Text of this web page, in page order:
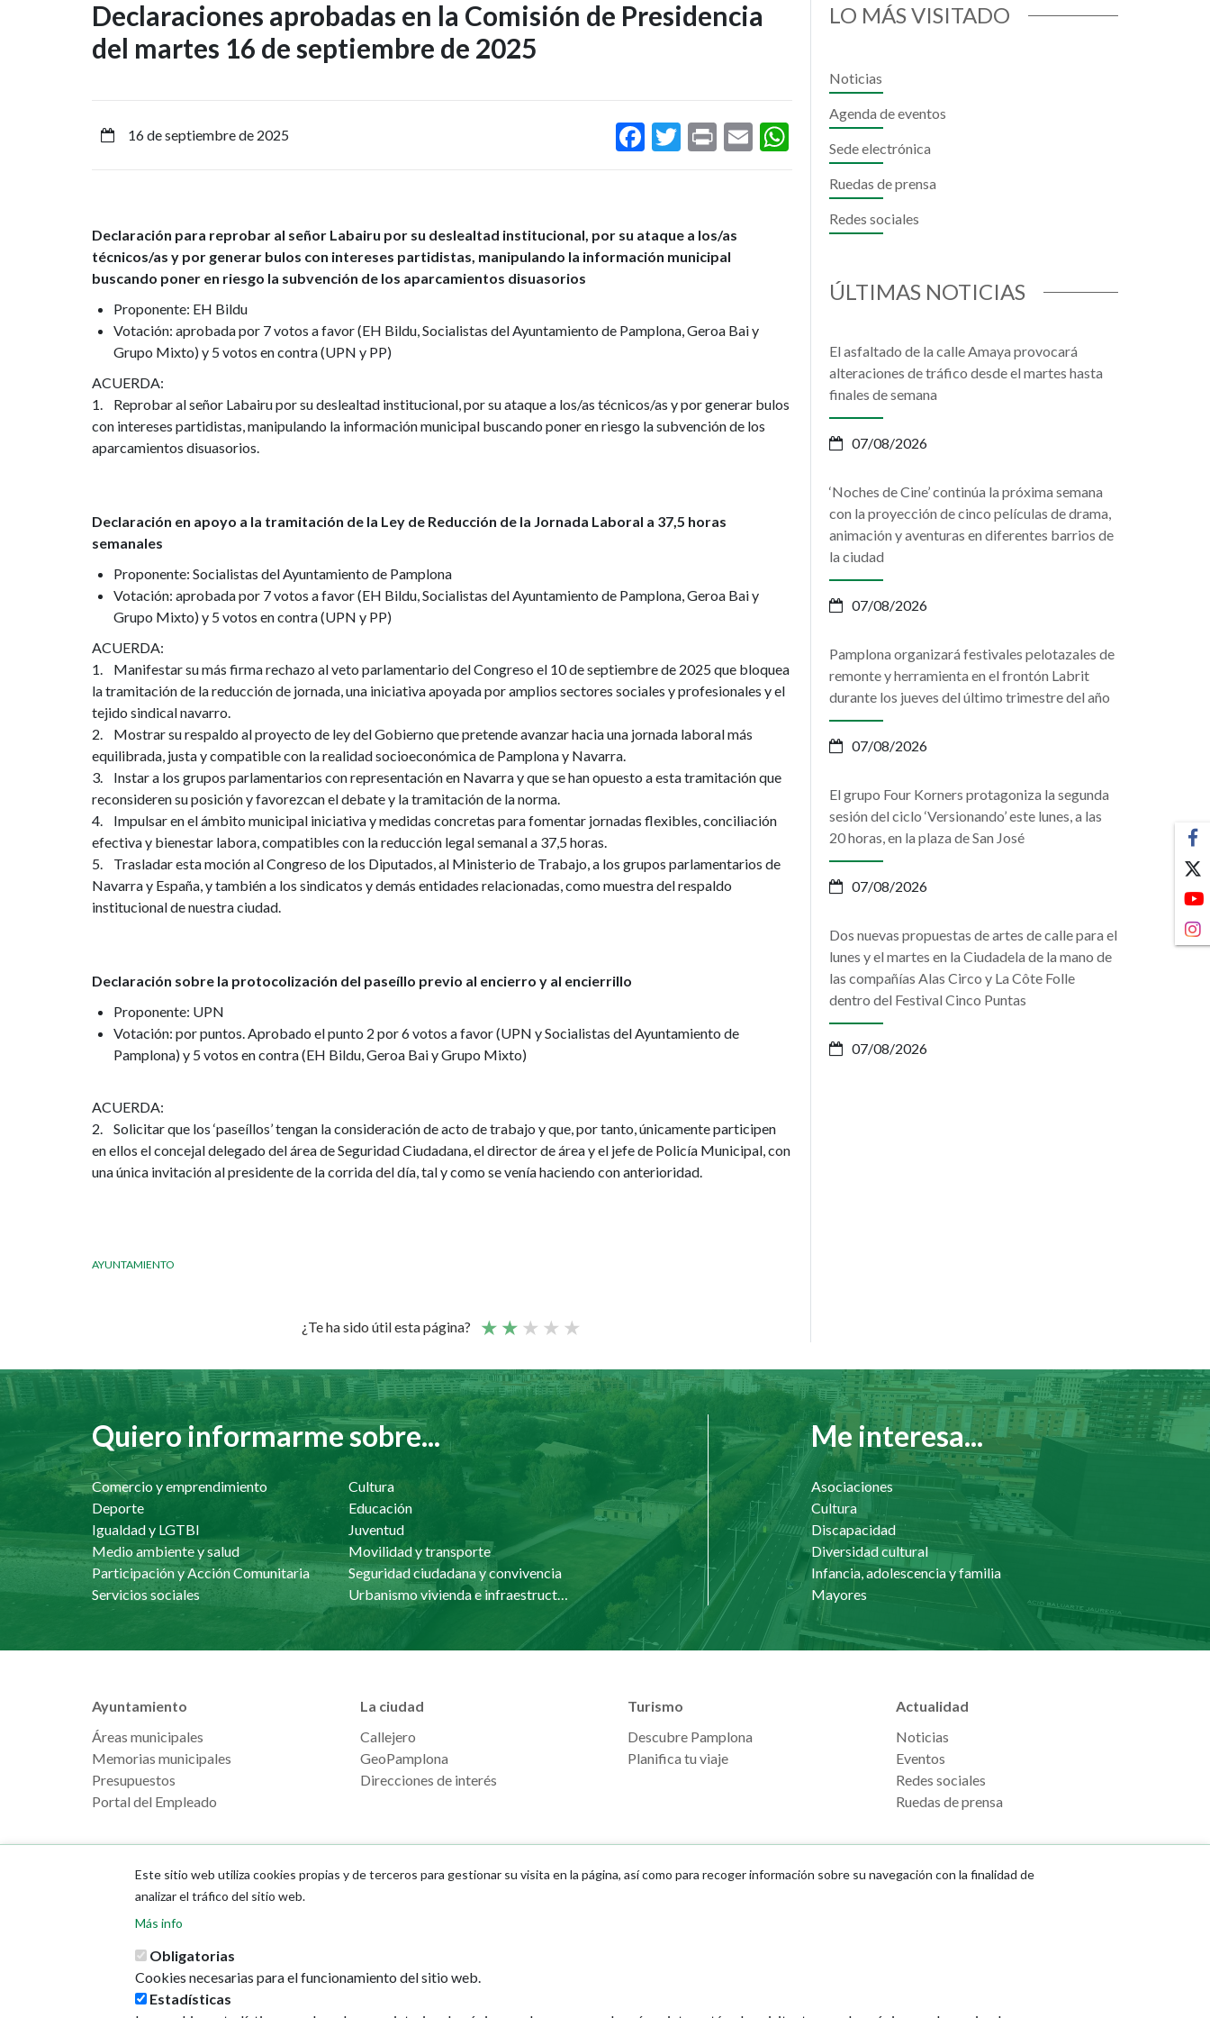
Declaraciones
aprobadas
la
Presidencia
del
martes
16
de
septiembre
2025
Declaraciones aprobadas en la Comisión de Presidencia
del martes 16 de septiembre de 2025
16 de septiembre de 2025 Facebook
Twitter
PrintEmailWhatsApp
Declaración para reprobar al señor Labairu por su deslealtad institucional, por su ataque a los/as
técnicos/as y por generar bulos con intereses partidistas, manipulando la información municipal
buscando poner en riesgo la subvención de los aparcamientos disuasorios
Proponente: EH Bildu
Votación: aprobada por 7 votos a favor (EH Bildu, Socialistas del Ayuntamiento de Pamplona, Geroa Bai y
Grupo Mixto) y 5 votos en contra (UPN y PP)
ACUERDA:
1. Reprobar al señor Labairu por su deslealtad institucional, por su ataque a los/as técnicos/as y por generar bulos
con intereses partidistas, manipulando la información municipal buscando poner en riesgo la subvención de los
aparcamientos disuasorios.
Declaración en apoyo a la tramitación de la Ley de Reducción de la Jornada Laboral a 37,5 horas
semanales
Proponente: Socialistas del Ayuntamiento de Pamplona
Votación: aprobada por 7 votos a favor (EH Bildu, Socialistas del Ayuntamiento de Pamplona, Geroa Bai y
Grupo Mixto) y 5 votos en contra (UPN y PP)
ACUERDA:
1. Manifestar su más firma rechazo al veto parlamentario del Congreso el 10 de septiembre de 2025 que bloquea
la tramitación de la reducción de jornada, una iniciativa apoyada por amplios sectores sociales y profesionales y el
tejido sindical navarro.
2. Mostrar su respaldo al proyecto de ley del Gobierno que pretende avanzar hacia una jornada laboral más
equilibrada, justa y compatible con la realidad socioeconómica de Pamplona y Navarra.
3. Instar a los grupos parlamentarios con representación en Navarra y que se han opuesto a esta tramitación que
reconsideren su posición y favorezcan el debate y la tramitación de la norma.
4. Impulsar en el ámbito municipal iniciativa y medidas concretas para fomentar jornadas flexibles, conciliación
efectiva y bienestar labora, compatibles con la reducción legal semanal a 37,5 horas.
5. Trasladar esta moción al Congreso de los Diputados, al Ministerio de Trabajo, a los grupos parlamentarios de
Navarra y España, y también a los sindicatos y demás entidades relacionadas, como muestra del respaldo
institucional de nuestra ciudad.
Declaración sobre la protocolización del paseíllo previo al encierro y al encierrillo
Proponente: UPN
Votación: por puntos. Aprobado el punto 2 por 6 votos a favor (UPN y Socialistas del Ayuntamiento de
Pamplona) y 5 votos en contra (EH Bildu, Geroa Bai y Grupo Mixto)
ACUERDA:
2. Solicitar que los ‘paseíllos’ tengan la consideración de acto de trabajo y que, por tanto, únicamente participen
en ellos el concejal delegado del área de Seguridad Ciudadana, el director de área y el jefe de Policía Municipal, con
una única invitación al presidente de la corrida del día, tal y como se venía haciendo con anterioridad.
AYUNTAMIENTO
¿Te ha sido útil esta página?
LO MÁS VISITADO
Noticias
Agenda de eventos
Sede electrónica
Ruedas de prensa
Redes sociales
ÚLTIMAS NOTICIAS
El asfaltado de la calle Amaya provocará
alteraciones de tráfico desde el martes hasta
finales de semana
07/08/2026
‘Noches de Cine’ continúa la próxima semana
con la proyección de cinco películas de drama,
animación y aventuras en diferentes barrios de
la ciudad
07/08/2026
Pamplona organizará festivales pelotazales de
remonte y herramienta en el frontón Labrit
durante los jueves del último trimestre del año
07/08/2026
El grupo Four Korners protagoniza la segunda
sesión del ciclo ‘Versionando’ este lunes, a las
20 horas, en la plaza de San José
07/08/2026
Dos nuevas propuestas de artes de calle para el
lunes y el martes en la Ciudadela de la mano de
las compañías Alas Circo y La Côte Folle
dentro del Festival Cinco Puntas
07/08/2026
Quiero informarme sobre...
Comercio y emprendimiento
Cultura
Deporte
Educación
Igualdad y LGTBI
Juventud
Medio ambiente y salud
Movilidad y transporte
Participación y Acción Comunitaria
Seguridad ciudadana y convivencia
Servicios sociales
Urbanismo vivienda e infraestructuras
Me interesa...
Asociaciones
Cultura
Discapacidad
Diversidad cultural
Infancia, adolescencia y familia
Mayores
Ayuntamiento
Áreas municipales
Memorias municipales
Presupuestos
Portal del Empleado
La ciudad
Callejero
GeoPamplona
Direcciones de interés
Turismo
Descubre Pamplona
Planifica tu viaje
Actualidad
Noticias
Eventos
Redes sociales
Ruedas de prensa
31001 - Pamplona
Política de privacidad
Este sitio web utiliza cookies propias y de terceros para gestionar su visita en la página, así como para recoger información sobre su navegación con la finalidad de
analizar el tráfico del sitio web.
Más info
Obligatorias
Cookies necesarias para el funcionamiento del sitio web.
Estadísticas